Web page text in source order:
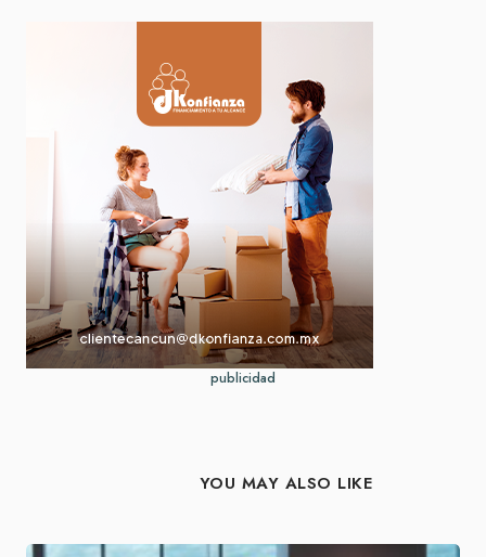
publicidad
YOU MAY ALSO LIKE